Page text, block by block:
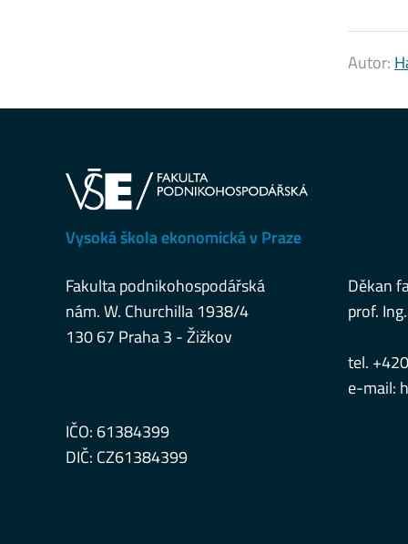
Autor:
Vysoká škola ekonomická v Praze
Fakulta podnikohospodářská
nám. W. Churchilla 1938/4
130 67 Praha 3 - Žižkov
Děkan
prof.
tel.
e-mail:
IČO: 61384399
DIČ: CZ61384399